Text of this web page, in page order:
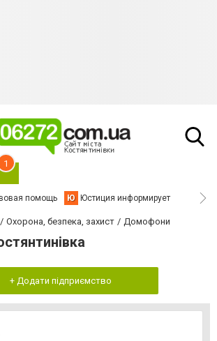
1
помощь Ю Юстиция информирует
Охорона, безпека, захист Домофони
+ Додати підприємство